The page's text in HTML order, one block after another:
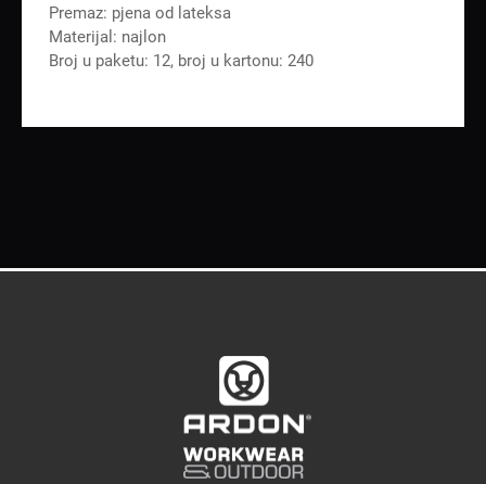
Premaz: pjena od lateksa
Materijal: najlon
Broj u paketu: 12, broj u kartonu: 240